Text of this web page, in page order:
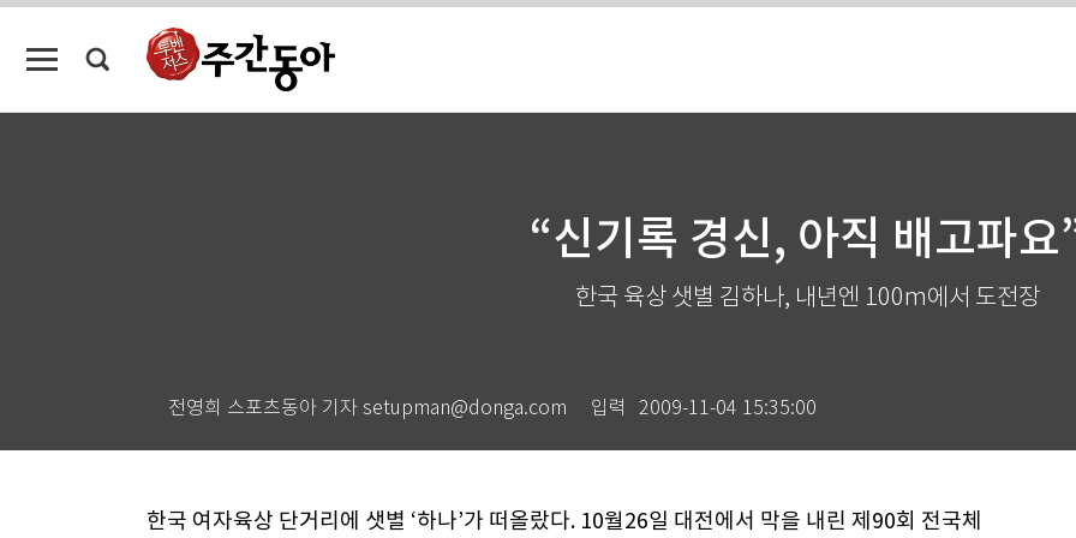
“신기록 경신, 아직 배고파요
한국 육상 샛별 김하나, 내년엔 100m에서 도전장
전영희 스포츠동아 기자 setupman@donga.com 입력 2009-11-04 15:35:00
한국 여자육상 단거리에 샛별 ‘하나’가 떠올랐다. 10월26일 대전에서 막을 내린 제90회 전국체